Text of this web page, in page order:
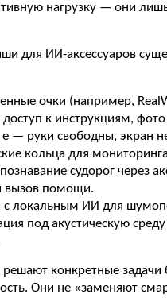
нагрузку — они
для ИИ-аксессуаров
очки (например,
доступ к инструкциям,
— руки свободны, экран
кольца для
судорог через
вызов помощи.
локальным ИИ для
под акустическую
конкретные задачи
Они не «заменяют